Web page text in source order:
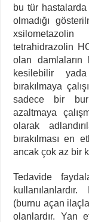
bu tür hastalarda
olmadığı
tetrahidrazolin
olan damlaların
kesilebilir
bırakılmaya
sadece bir
azaltmaya
olarak
bırakılması en
ancak çok az bir
Tedavide
(burnu açan
olanlardır. Yan